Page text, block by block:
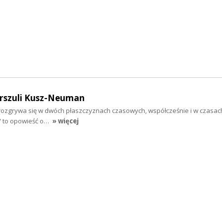
Kusz-Neuman
się w dwóch płaszczyznach czasowych, współcześnie i w
to opowieść o… » więcej